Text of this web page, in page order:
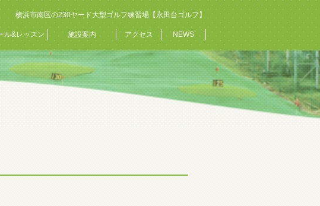
横浜市南区の230ヤード大型ゴルフ練習場【永田台ゴルフ】
ル&レッスン 施設案内 アクセス NEWS